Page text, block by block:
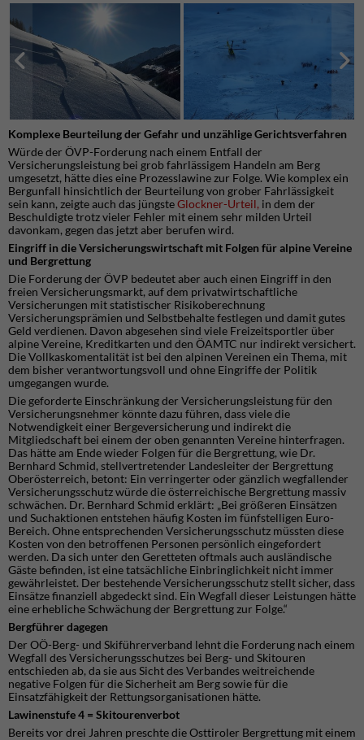
Komplexe Beurteilung der Gefahr und unzählige Gerichtsverfahren
Würde der ÖVP-Forderung nach einem Entfall der
Versicherungsleistung bei grob fahrlässigem Handeln am Berg
umgesetzt, hätte dies eine Prozesslawine zur Folge. Wie komplex ein
Bergunfall hinsichtlich der Beurteilung von grober Fahrlässigkeit
sein kann, zeigte auch das jüngsteGlockner-Urteil, in dem der
Beschuldigte trotz vieler Fehler mit einem sehr milden Urteil
davonkam, gegen das jetzt aber berufen wird.
Eingriff in die Versicherungswirtschaft mit Folgen für alpine Vereine
und Bergrettung
Die Forderung der ÖVP bedeutet aber auch einen Eingriff in den
freien Versicherungsmarkt, auf dem privatwirtschaftliche
Versicherungen mit statistischer Risikoberechnung
Versicherungsprämien und Selbstbehalte festlegen und damit gutes
Geld verdienen. Davon abgesehen sind viele Freizeitsportler über
alpine Vereine, Kreditkarten und den ÖAMTC nur indirekt versichert.
Die Vollkaskomentalität ist bei den alpinen Vereinen ein Thema, mit
dem bisher verantwortungsvoll und ohne Eingriffe der Politik
umgegangen wurde.
Die geforderte Einschränkung der Versicherungsleistung für den
Versicherungsnehmer könnte dazu führen, dass viele die
Notwendigkeit einer Bergeversicherung und indirekt die
Mitgliedschaft bei einem der oben genannten Vereine hinterfragen.
Das hätte am Ende wieder Folgen für die Bergrettung, wie Dr.
Bernhard Schmid, stellvertretender Landesleiter der Bergrettung
Oberösterreich, betont: Ein verringerter oder gänzlich wegfallender
Versicherungsschutz würde die österreichische Bergrettung massiv
schwächen. Dr. Bernhard Schmid erklärt: „Bei größeren Einsätzen
und Suchaktionen entstehen häufig Kosten im fünfstelligen Euro-
Bereich. Ohne entsprechenden Versicherungsschutz müssten diese
Kosten von den betroffenen Personen persönlich eingefordert
werden. Da sich unter den Geretteten oftmals auch ausländische
Gäste befinden, ist eine tatsächliche Einbringlichkeit nicht immer
gewährleistet. Der bestehende Versicherungsschutz stellt sicher, dass
Einsätze finanziell abgedeckt sind. Ein Wegfall dieser Leistungen hätte
eine erhebliche Schwächung der Bergrettung zur Folge.“
Bergführer dagegen
Der OÖ-Berg- und Skiführerverband lehnt die Forderung nach einem
Wegfall des Versicherungsschutzes bei Berg- und Skitouren
entschieden ab, da sie aus Sicht des Verbandes weitreichende
negative Folgen für die Sicherheit am Berg sowie für die
Einsatzfähigkeit der Rettungsorganisationen hätte.
Lawinenstufe 4 = Skitourenverbot
Bereits vor drei Jahren preschte die Osttiroler Bergrettung mit einem